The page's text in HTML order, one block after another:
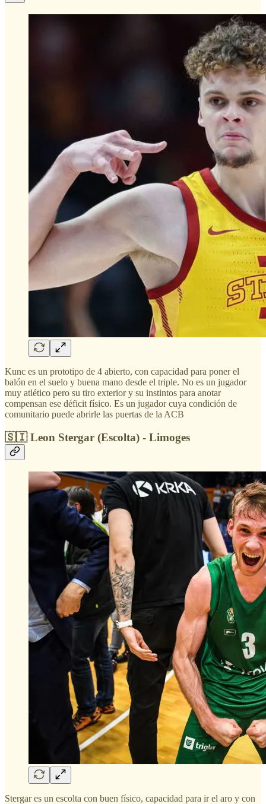
Kunc es un prototipo de 4 abierto, con capacidad para poner el
balón en el suelo y buena mano desde el triple. No es un jugador
muy atlético pero su tiro exterior y su instintos para anotar
compensan ese déficit físico. Es un jugador cuya condición de
comunitario puede abrirle las puertas de la ACB
🇸🇮 Leon Stergar (Escolta) - Limoges
Stergar es un escolta con buen físico, capacidad para ir el aro y con